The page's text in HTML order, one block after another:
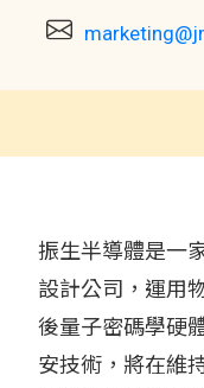
振生半導體是一
設計公司，運用
後量子密碼學硬
安技術，將在維